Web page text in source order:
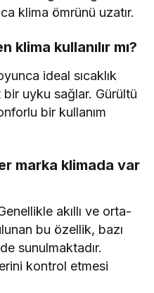
klima ömrünü uzatır.
klima kullanılır mı?
ideal sıcaklık
uyku sağlar. Gürültü
bir kullanım
marka klimada var
akıllı ve orta-
bu özellik, bazı
sunulmaktadır.
kontrol etmesi